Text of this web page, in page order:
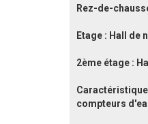
Rez-de-
Etage : Hall de
2ème étage :
compteurs